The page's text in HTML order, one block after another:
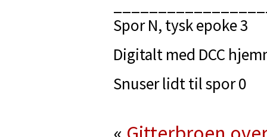
Spor N, tysk epoke 3
Digitalt med DCC
Snuser lidt til spor 0